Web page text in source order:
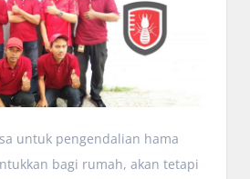
untuk pengendalian hama
bagi rumah, akan tetapi